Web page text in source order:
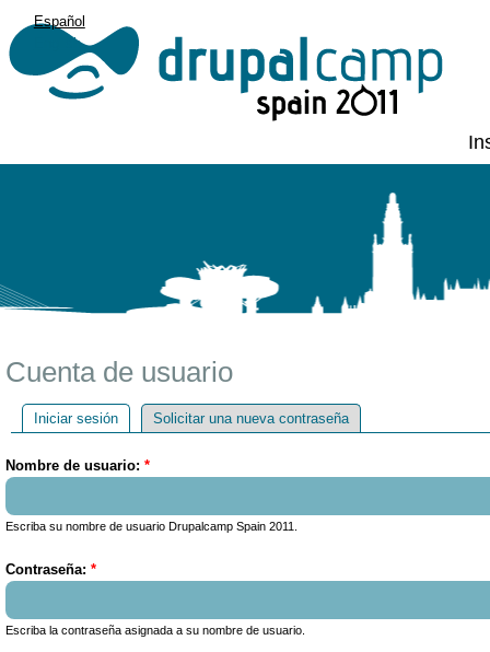
Español
English
Cuenta de usuario
Iniciar sesión Solicitar una nueva contraseña
Nombre de usuario: *
Escriba su nombre de usuario Drupalcamp Spain 2011.
Contraseña: *
Escriba la contraseña asignada a su nombre de usuario.